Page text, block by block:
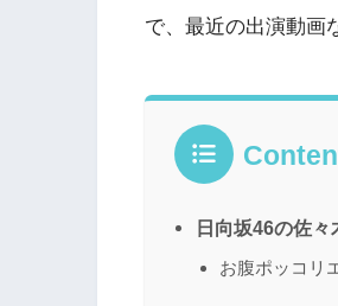
で、最近の出演動画
日向坂46の佐
お腹ポッコリ